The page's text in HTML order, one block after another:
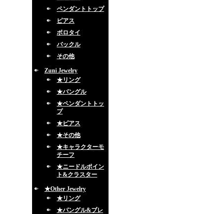
ペンダントトップ
ピアス
ボロタイ
バックル
その他
Zuni Jewelry
★リング
★バングル
★ペンダントトッ
プ
★ピアス
★その他
★キャラクターモ
チーフ
★ニードルポイン
ト&クラスター
★Other Jewelry
★リング
★バングル&ブレ